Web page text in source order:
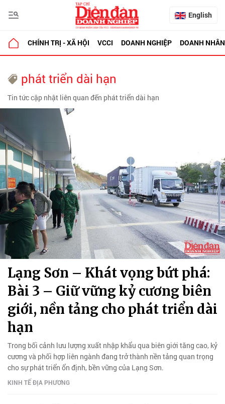
English
CHÍNH TRỊ - XÃ HỘI VCCI DOANH NGHIỆP DOANH NHÂN
phát triển dài hạn
Tin tức cập nhật liên quan đến phát triển dài hạn
Lạng Sơn – Khát vọng bứt phá:
Bài 3 – Giữ vững kỷ cương biên
giới, nền tảng cho phát triển dài
hạn
Trong bối cảnh lưu lượng xuất nhập khẩu qua biên giới tăng cao, kỷ
cương và phối hợp liên ngành đang trở thành nền tảng quan trọng
cho sự phát triển ổn định, bền vững của Lạng Sơn.
KINH TẾ ĐỊA PHƯƠNG